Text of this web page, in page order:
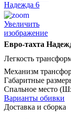
Увеличить
изображение
Евро-тахта
Легкость
Механизм
Габаритные
Спальное место
Варианты обивки
Доставка и сборка